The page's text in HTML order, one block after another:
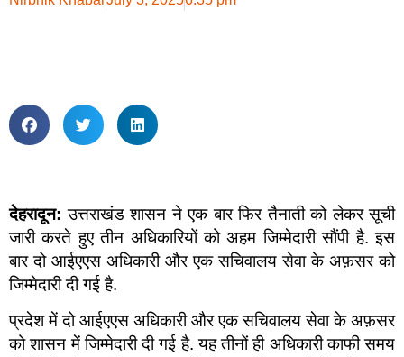
देहरादून: उत्तराखंड शासन ने एक बार फिर तैनाती को लेकर सूची
जारी करते हुए तीन अधिकारियों को अहम जिम्मेदारी सौंपी है. इस
बार दो आईएएस अधिकारी और एक सचिवालय सेवा के अफ़सर को
जिम्मेदारी दी गई है.
प्रदेश में दो आईएएस अधिकारी और एक सचिवालय सेवा के अफ़सर
को शासन में जिम्मेदारी दी गई है. यह तीनों ही अधिकारी काफी समय